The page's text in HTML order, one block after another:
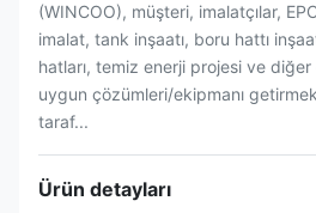
(WINCOO), müşteri, imalatçılar,
imalat, tank inşaatı, boru hattı
hatları, temiz enerji projesi ve
uygun çözümleri/ekipmanı
taraf...
Ürün detayları